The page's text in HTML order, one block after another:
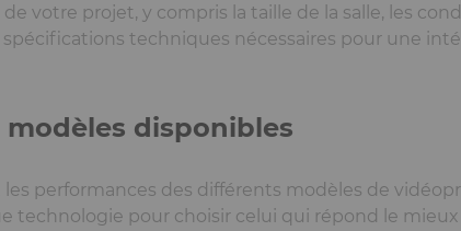
votre projet, y compris la taille de la salle, les
techniques nécessaires pour une
disponibles
performances des différents modèles de
technologie pour choisir celui qui répond le